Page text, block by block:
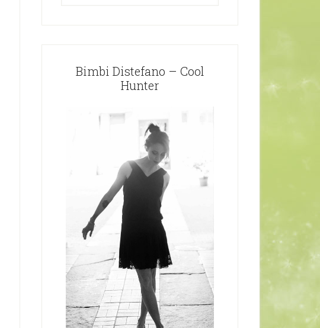
Bimbi Distefano – Cool
Hunter